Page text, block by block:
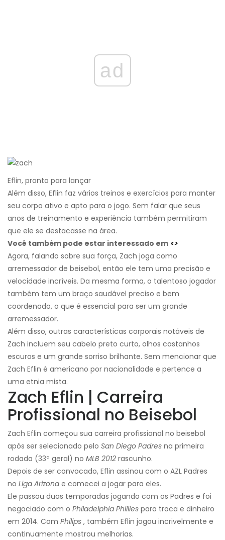
ad
Eflin, pronto para lançar
Além disso, Eflin faz vários treinos e exercícios para manter
seu corpo ativo e apto para o jogo. Sem falar que seus
anos de treinamento e experiência também permitiram
que ele se destacasse na área.
Você também pode estar interessado em <>
Agora, falando sobre sua força, Zach joga como
arremessador de beisebol, então ele tem uma precisão e
velocidade incríveis. Da mesma forma, o talentoso jogador
também tem um braço saudável preciso e bem
coordenado, o que é essencial para ser um grande
arremessador.
Além disso, outras características corporais notáveis ​​de
Zach incluem seu cabelo preto curto, olhos castanhos
escuros e um grande sorriso brilhante. Sem mencionar que
Zach Eflin é americano por nacionalidade e pertence a
uma etnia mista.
Zach Eflin | Carreira
Profissional no Beisebol
Zach Eflin começou sua carreira profissional no beisebol
após ser selecionado pelo San Diego Padres na primeira
rodada (33ª geral) no MLB 2012 rascunho.
Depois de ser convocado, Eflin assinou com o AZL Padres
no Liga Arizona e comecei a jogar para eles.
Ele passou duas temporadas jogando com os Padres e foi
negociado com o Philadelphia Phillies para troca e dinheiro
em 2014. Com Philips , também Eflin jogou incrivelmente e
continuamente mostrou melhorias.